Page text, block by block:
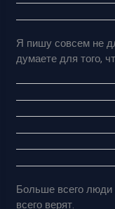
Я пишу совсем не
думаете для того,
Больше всего
всего верят.